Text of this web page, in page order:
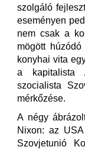
szolgáló
eseményen
nem csak a
mögött
konyhai vita
a kapitalista
szocialista
mérkőzése.
A négy
Nixon: az
Szovjetunió